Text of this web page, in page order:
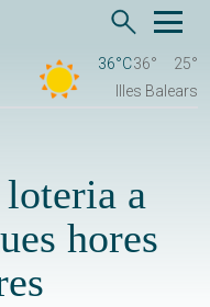
36°C36°
25°
Illes Balears
a
hores